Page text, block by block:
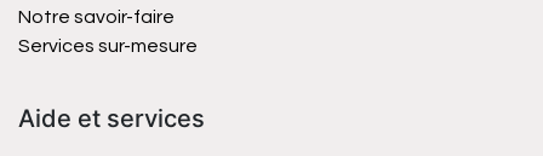
Notre savoir-faire
Services sur-mesure
Aide et services